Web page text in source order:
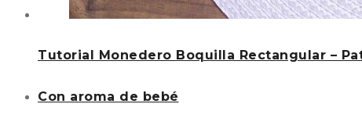
Tutorial Monedero Boquilla Rectangular –
Con aroma de bebé